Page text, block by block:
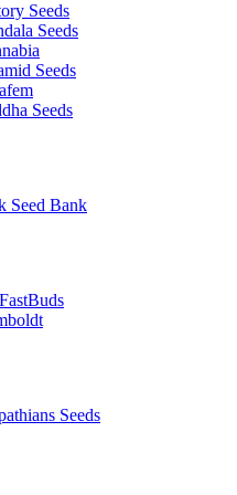
Seeds
Seeds
Seeds
Seeds
Seed Bank
Seeds